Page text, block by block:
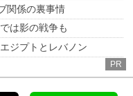
関係の裏事情
は影の戦争も
ジプトとレバノン
PR